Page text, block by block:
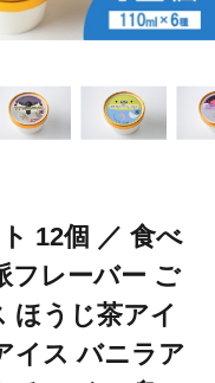
12個 ／ 食べ
フレーバー ご
ほうじ茶アイ
イス バニラア